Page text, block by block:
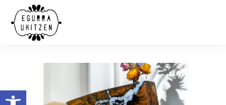
Abrir barra de herramientas